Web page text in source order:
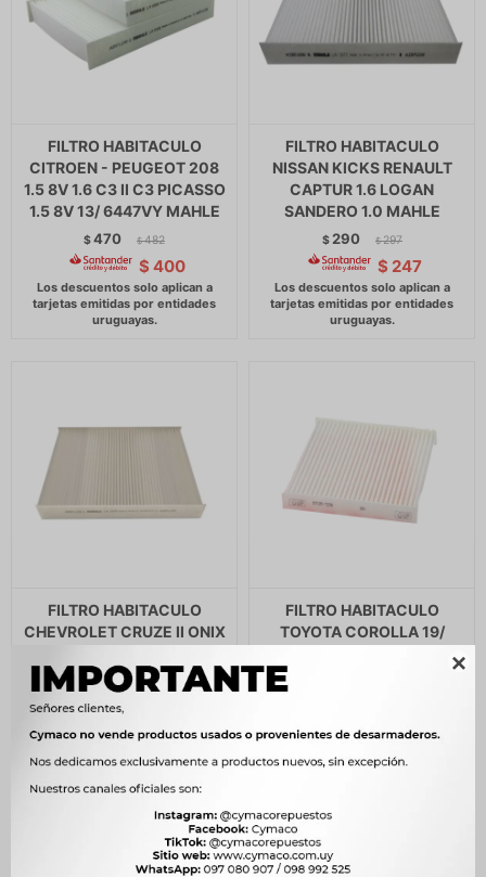

FILTRO HABITACULO
CITROEN - PEUGEOT 208
1.5 8V 1.6 C3 II C3 PICASSO
1.5 8V 13/ 6447VY MAHLE
$470 $ 482
$ 400
FILTRO HABITACULO
NISSAN KICKS RENAULT
CAPTUR 1.6 LOGAN
SANDERO 1.0 MAHLE
$ 290 $ 297
$ 247
FILTRO HABITACULO
CHEVROLET CRUZE II ONIX
EQUINOX MAHLE
$280
$238
FILTRO HABITACULO
TOYOTA COROLLA 19/
COROLLA CROSS HILUX 16/
PRIUS RAV4 19/ MAHLE
$221